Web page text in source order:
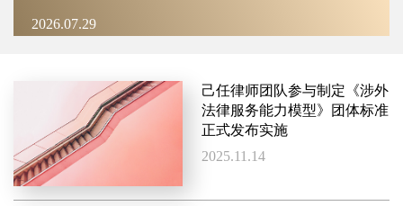
2026.07.29
己任律师团队参与制定《涉外
法律服务能力模型》团体标准
正式发布实施
2025.11.14